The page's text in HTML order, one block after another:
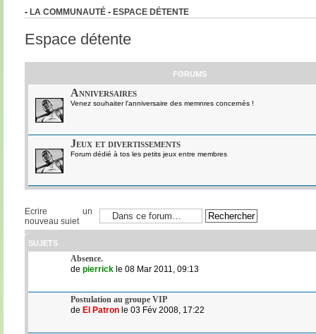
- LA COMMUNAUTÉ - ESPACE DÉTENTE
Espace détente
FORUMS
Anniversaires
Venez souhaiter l'anniversaire des memnres concernés !
Jeux et divertissements
Forum dédié à tos les petits jeux entre membres
Ecrire un
nouveau sujet
SUJETS
Absence.
de pierrickle 08 Mar 2011, 09:13
Postulation au groupe VIP
de El Patronle 03 Fév 2008, 17:22